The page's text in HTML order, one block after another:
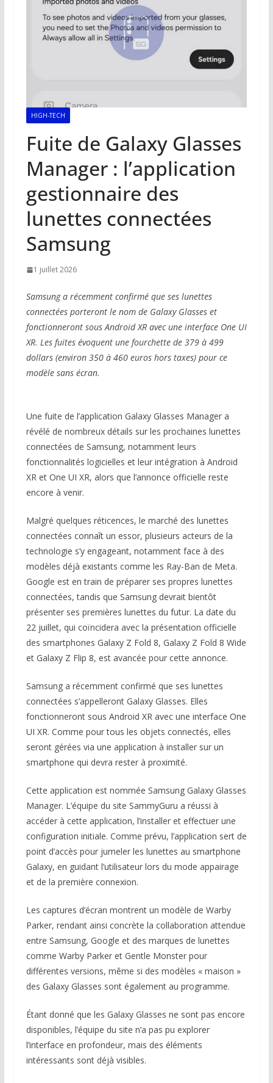
HIGH-TECH
Fuite de Galaxy Glasses
Manager : l’application
gestionnaire des
lunettes connectées
Samsung
1 juillet 2026
Samsung a récemment confirmé que ses lunettes
connectées porteront le nom de Galaxy Glasses et
fonctionneront sous Android XR avec une interface One UI
XR. Les fuites évoquent une fourchette de 379 à 499
dollars (environ 350 à 460 euros hors taxes) pour ce
modèle sans écran.
Une fuite de l’application Galaxy Glasses Manager a
révélé de nombreux détails sur les prochaines lunettes
connectées de Samsung, notamment leurs
fonctionnalités logicielles et leur intégration à Android
XR et One UI XR, alors que l’annonce officielle reste
encore à venir.
Malgré quelques réticences, le marché des lunettes
connectées connaît un essor, plusieurs acteurs de la
technologie s’y engageant, notamment face à des
modèles déjà existants comme les Ray-Ban de Meta.
Google est en train de préparer ses propres lunettes
connectées, tandis que Samsung devrait bientôt
présenter ses premières lunettes du futur. La date du
22 juillet, qui coïncidera avec la présentation officielle
des smartphones Galaxy Z Fold 8, Galaxy Z Fold 8 Wide
et Galaxy Z Flip 8, est avancée pour cette annonce.
Samsung a récemment confirmé que ses lunettes
connectées s’appelleront Galaxy Glasses. Elles
fonctionneront sous Android XR avec une interface One
UI XR. Comme pour tous les objets connectés, elles
seront gérées via une application à installer sur un
smartphone qui devra rester à proximité.
Cette application est nommée Samsung Galaxy Glasses
Manager. L’équipe du site SammyGuru a réussi à
accéder à cette application, l’installer et effectuer une
configuration initiale. Comme prévu, l’application sert de
point d’accès pour jumeler les lunettes au smartphone
Galaxy, en guidant l’utilisateur lors du mode appairage
et de la première connexion.
Les captures d’écran montrent un modèle de Warby
Parker, rendant ainsi concrète la collaboration attendue
entre Samsung, Google et des marques de lunettes
comme Warby Parker et Gentle Monster pour
différentes versions, même si des modèles « maison »
des Galaxy Glasses sont également au programme.
Étant donné que les Galaxy Glasses ne sont pas encore
disponibles, l’équipe du site n’a pas pu explorer
l’interface en profondeur, mais des éléments
intéressants sont déjà visibles.